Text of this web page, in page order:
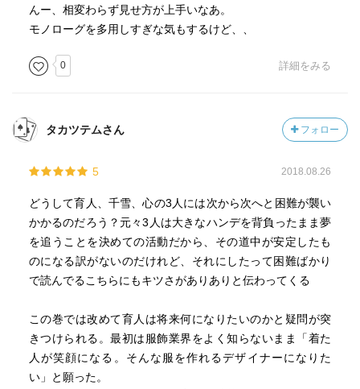
んー、相変わらず見せ方が上手いなあ。
モノローグを多用しすぎな気もするけど、、
0 詳細をみる
タカツテムさん フォロー
5 2018.08.26
どうして育人、千雪、心の3人には次から次へと困難が襲い
かかるのだろう？元々3人は大きなハンデを背負ったまま夢
を追うことを決めての活動だから、その道中が安定したも
のになる訳がないのだけれど、それにしたって困難ばかり
で読んでるこちらにもキツさがありありと伝わってくる
この巻では改めて育人は将来何になりたいのかと疑問が突
きつけられる。最初は服飾業界をよく知らないまま「着た
人が笑顔になる。そんな服を作れるデザイナーになりた
い」と願った。